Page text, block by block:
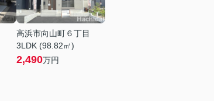
高浜市向山町６丁目
3LDK (98.82㎡)
2,490万円